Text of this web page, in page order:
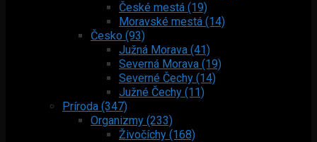
České mestá (19)
Moravské mestá (14)
Česko (93)
Južná Morava (41)
Severná Morava (19)
Severné Čechy (14)
Južné Čechy (11)
Príroda (347)
Organizmy (233)
Živočíchy (168)